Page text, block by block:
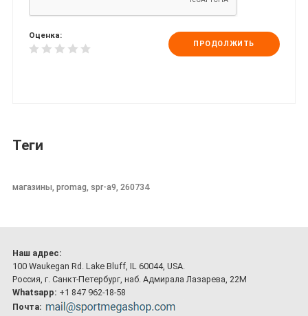
Оценка:
ПРОДОЛЖИТЬ
Теги
магазины, promag, spr-a9, 260734
Наш адрес:
100 Waukegan Rd. Lake Bluff, IL 60044, USA.
Россия, г. Санкт-Петербург, наб. Адмирала Лазарева, 22М
Whatsapp: +1 847 962-18-58
Почта: